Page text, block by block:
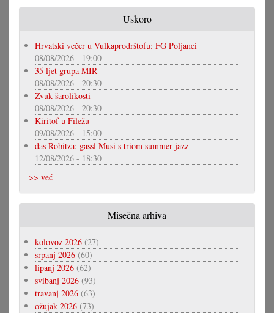
Uskoro
Hrvatski večer u Vulkaprodrštofu: FG Poljanci
08/08/2026 - 19:00
35 ljet grupa MIR
08/08/2026 - 20:30
Zvuk šarolikosti
08/08/2026 - 20:30
Kiritof u Filežu
09/08/2026 - 15:00
das Robitza: gassl Musi s triom summer jazz
12/08/2026 - 18:30
>> već
Misečna arhiva
kolovoz 2026 (27)
srpanj 2026 (60)
lipanj 2026 (62)
svibanj 2026 (93)
travanj 2026 (63)
ožujak 2026 (73)